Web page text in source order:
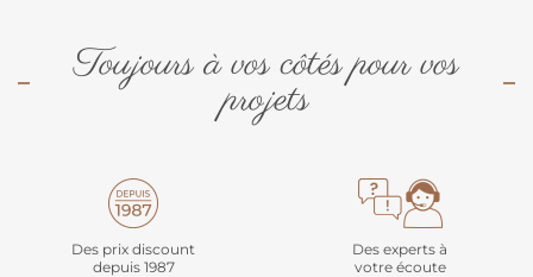
Toujours à vos côtés pour vos
projets
Des prix discount
depuis 1987
Des experts à
votre écoute